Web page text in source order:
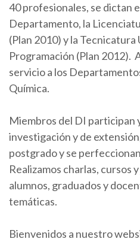
40 profesionales, se dictan
Departamento, la
(Plan 2010) y la
Programación (Plan 2012).
servicio a los
Química.
Miembros del DI participan
investigación y de
postgrado y se
Realizamos charlas, cursos
alumnos, graduados y
temáticas.
Bienvenidos a nuestro